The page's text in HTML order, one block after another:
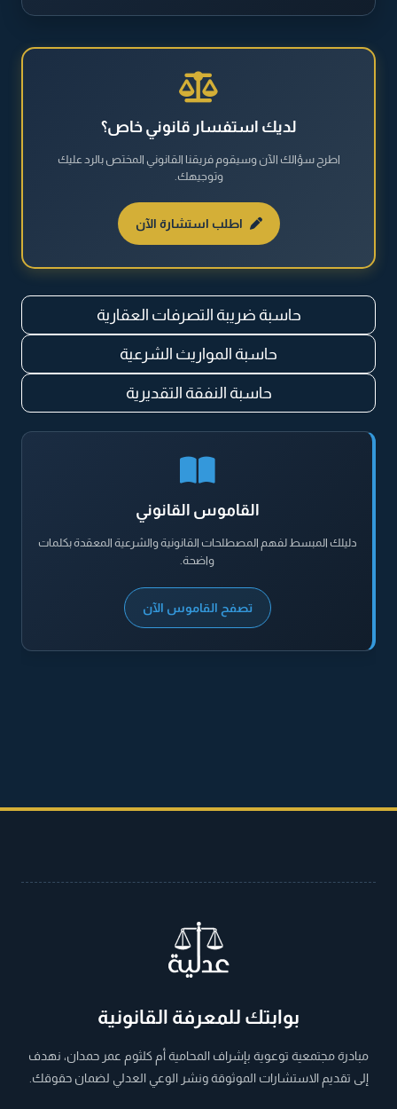
الطلاق والخلع
القضايا العقارية
القضايا العمالية
القضايا المالية
نظام مكافحة المخدرات والمؤثرات العقلية
لديك استفسار قانوني خاص؟
اطرح سؤالك الآن وسيقوم فريقنا القانوني المختص بالرد عليك
وتوجيهك.
اطلب استشارة الآن
حاسبة ضريبة التصرفات العقارية
حاسبة المواريث الشرعية
حاسبة النفقة التقديرية
القاموس القانوني
دليلك المبسط لفهم المصطلحات القانونية والشرعية المعقدة بكلمات
واضحة.
تصفح القاموس الآن
بوابتك للمعرفة القانونية
مبادرة مجتمعية توعوية بإشراف المحامية أم كلثوم عمر حمدان، نهدف
إلى تقديم الاستشارات الموثوقة ونشر الوعي العدلي لضمان حقوقك.